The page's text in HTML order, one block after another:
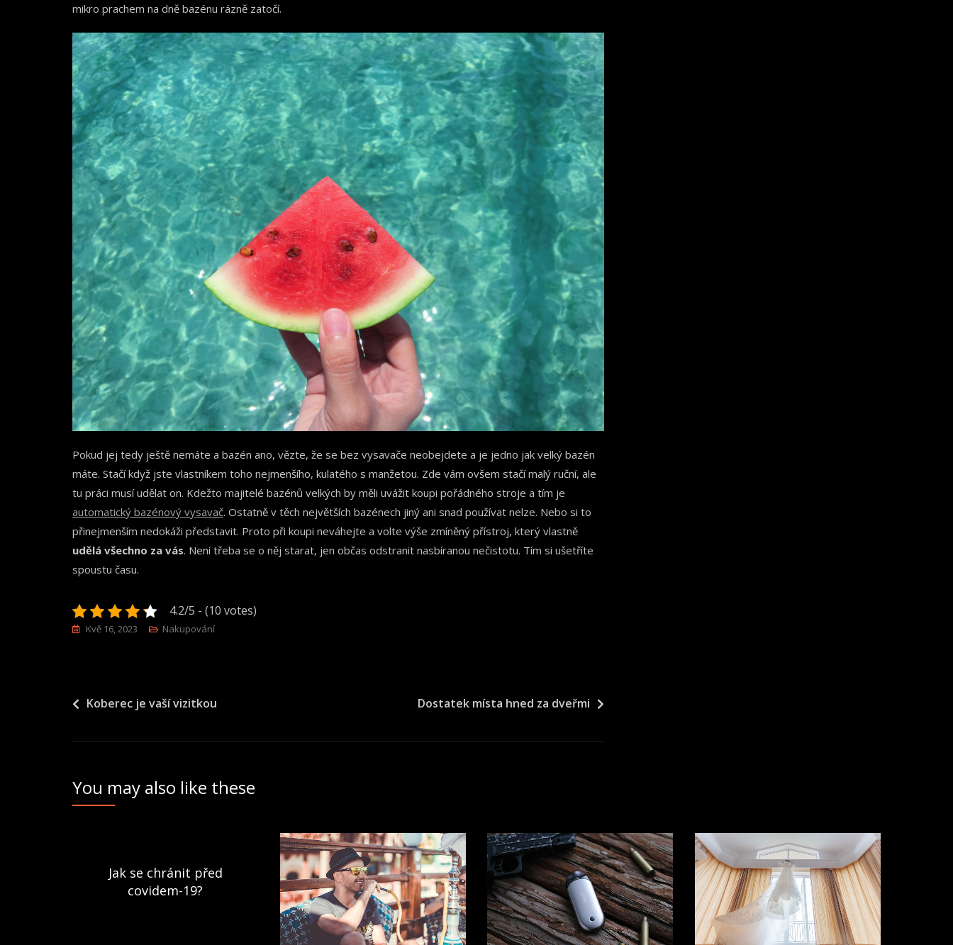
mikro prachem na dně bazénu rázně zatočí.
Pokud jej tedy ještě nemáte a bazén ano, vězte, že se bez vysavače neobejdete a je jedno jak velký bazén
máte. Stačí když jste vlastníkem toho nejmenšího, kulatého s manžetou. Zde vám ovšem stačí malý ruční, ale
tu práci musí udělat on. Kdežto majitelé bazénů velkých by měli uvážit koupi pořádného stroje a tím je
automatický bazénový vysavač. Ostatně v těch největších bazénech jiný ani snad používat nelze. Nebo si to
přinejmenším nedokáži představit. Proto při koupi neváhejte a volte výše zmíněný přístroj, který vlastně
udělá všechno za vás. Není třeba se o něj starat, jen občas odstranit nasbíranou nečistotu. Tím si ušetříte
spoustu času.
4.2/5 - (10 votes)
Kvě 16, 2023 Nakupování
Navigace
Koberec je vaší vizitkou Dostatek místa hned za dveřmi
You may also like these
Jak se chránit před
covidem-19?